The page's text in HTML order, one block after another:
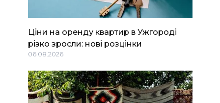
Ціни на оренду квартир в Ужгороді
різко зросли: нові розцінки
06.08.2026